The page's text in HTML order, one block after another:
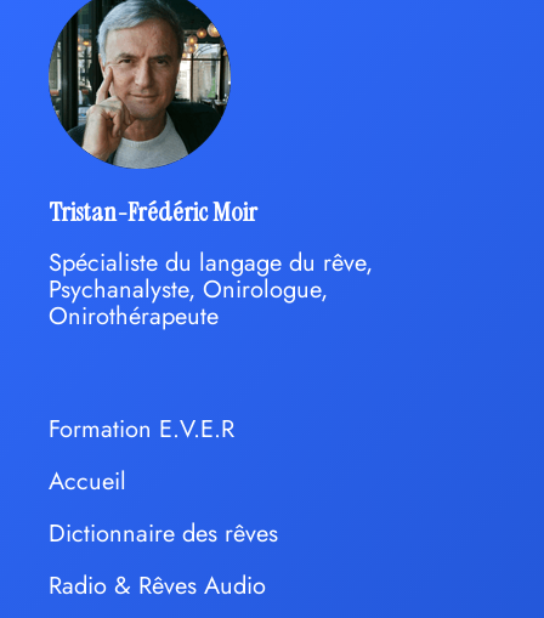
Tristan-Frédéric Moir
Spécialiste du langage du rêve,
Psychanalyste, Onirologue,
Onirothérapeute
Formation E.V.E.R
Accueil
Dictionnaire des rêves
Radio & Rêves Audio